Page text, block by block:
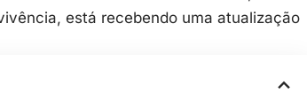
, está recebendo uma atualização